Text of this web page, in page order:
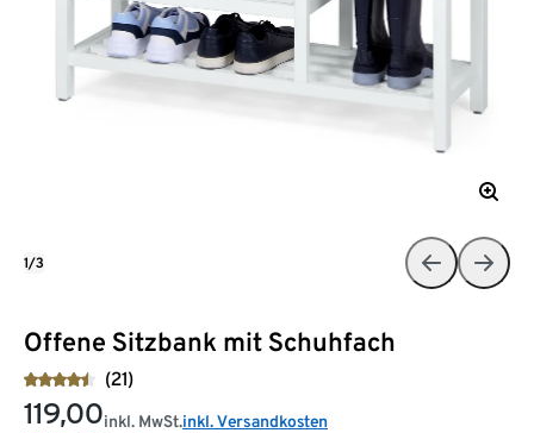
Offene Sitzbank mit Schuhfach
(21)
119,00inkl. MwSt.inkl. Versandkosten
1/3